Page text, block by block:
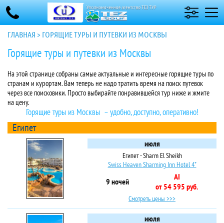
ГЛАВНАЯ > ГОРЯЩИЕ ТУРЫ И ПУТЕВКИ ИЗ МОСКВЫ
Горящие туры и путевки из Москвы
На этой странице собраны самые актуальные и интересные горящие туры по
странам и курортам. Вам теперь не надо тратить время на поиск путевок
через все поисковики. Просто выбирайте понравившейся тур ниже и жмите
на цену.
Горящие туры из Москвы – удобно, доступно, оперативно!
Египет
июля
Египет - Sharm El Sheikh
Swiss Heaven Sharming Inn Hotel 4*
9 ночей
AI
от 54 595 руб.
Смотреть цены >>>
июля